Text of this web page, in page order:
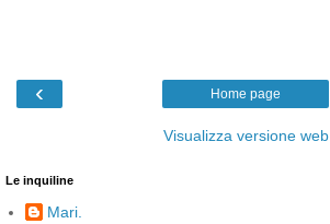
‹ Home page
Visualizza versione web
Le inquiline
Mari.